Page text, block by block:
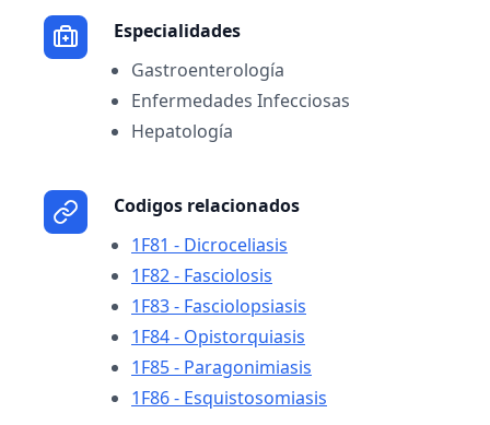
Especialidades
Gastroenterología
Enfermedades Infecciosas
Hepatología
Codigos relacionados
1F81 - Dicroceliasis
1F82 - Fasciolosis
1F83 - Fasciolopsiasis
1F84 - Opistorquiasis
1F85 - Paragonimiasis
1F86 - Esquistosomiasis